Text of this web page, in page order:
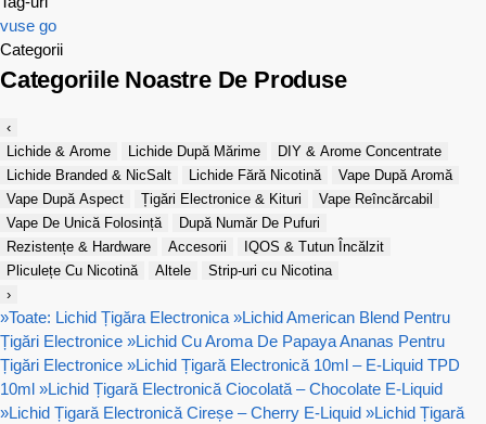
vuse go
Categorii
Categoriile Noastre De Produse
‹
Lichide & Arome
Lichide După Mărime
DIY & Arome Concentrate
Lichide Branded & NicSalt
Lichide Fără Nicotină
Vape După Aromă
Vape După Aspect
Țigări Electronice & Kituri
Vape Reîncărcabil
Vape De Unică Folosință
După Număr De Pufuri
Rezistențe & Hardware
Accesorii
IQOS & Tutun Încălzit
Pliculețe Cu Nicotină
Altele
Strip-uri cu Nicotina
›
»Toate: Lichid Țigăra Electronica »Lichid American Blend Pentru
Țigări Electronice »Lichid Cu Aroma De Papaya Ananas Pentru
Țigări Electronice »Lichid Țigară Electronică 10ml – E-Liquid TPD
10ml »Lichid Țigară Electronică Ciocolată – Chocolate E-Liquid
»Lichid Țigară Electronică Cireșe – Cherry E-Liquid »Lichid Țigară